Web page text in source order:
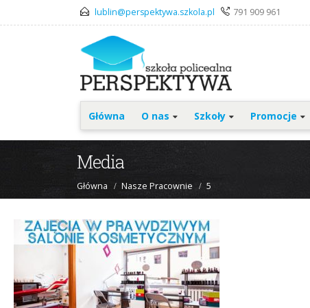
lublin@perspektywa.szkola.pl 791 909 961
Główna O nas Szkoły Promocje
Media
Główna Nasze Pracownie 5